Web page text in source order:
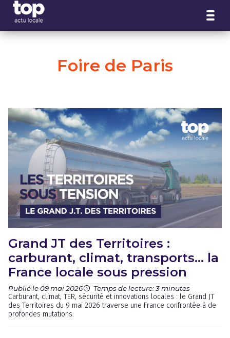
Foire de Paris
Grand JT des Territoires :
carburant, climat, transports… la
France locale sous pression
Publié le 09 mai 2026 Temps de lecture: 3 minutes
Carburant, climat, TER, sécurité et innovations locales : le Grand JT
des Territoires du 9 mai 2026 traverse une France confrontée à de
profondes mutations.
Panneau de gestion des cookies